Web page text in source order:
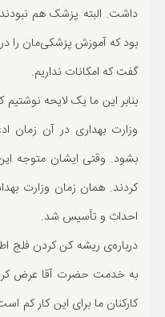
داشت. البته پزشک هم
بود که آموزش پزشکی‌مان را در
گفت که امکانات نداریم.
بنابر این ما یک لایحه
وزارت بهداری در آن زمان
بشود. وقتی ایشان متوجه
کردند. همان زمان وزارت
احداث و تأسیس شد.
درباره‌ی ریشه کن کردن فلج
به خدمت حضرت آقا عرض
کارکنان ما برای این کار کم